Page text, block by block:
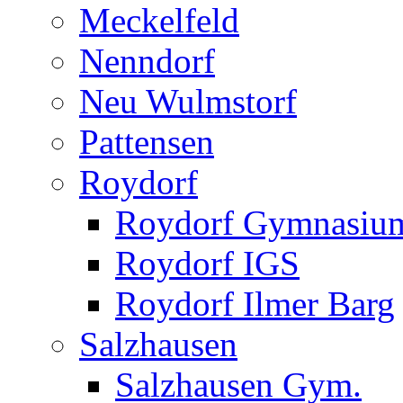
Meckelfeld
Nenndorf
Neu Wulmstorf
Pattensen
Roydorf
Roydorf
Roydorf IGS
Roydorf Ilmer Barg
Salzhausen
Salzhausen Gym.